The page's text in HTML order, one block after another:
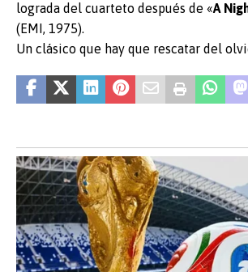
lograda del cuarteto después de «A
(EMI, 1975).
Un clásico que hay que rescatar del